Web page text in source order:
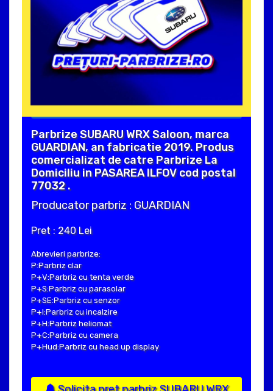
Parbrize SUBARU WRX Saloon, marca
GUARDIAN, an fabricatie 2019. Produs
comercializat de catre Parbrize La
Domiciliu in PASAREA ILFOV cod postal
77032 .
Producator parbriz : GUARDIAN
Pret : 240 Lei
Abrevieri parbrize:
P:Parbriz clar
P+V:Parbriz cu tenta verde
P+S:Parbriz cu parasolar
P+SE:Parbriz cu senzor
P+I:Parbriz cu incalzire
P+H:Parbriz heliomat
P+C:Parbriz cu camera
P+Hud:Parbriz cu head up display